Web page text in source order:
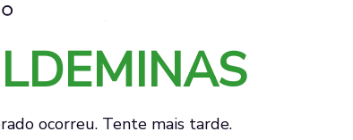
ocorreu. Tente mais tarde.